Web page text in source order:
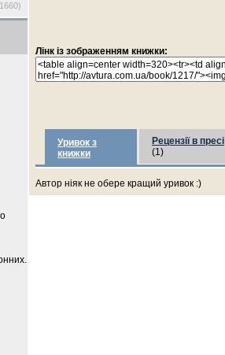
Лінк із зображенням книжки:
Уривок з
книжки
Рецензії в пресі
(1)
Автор ніяк не обере кращий уривок :)